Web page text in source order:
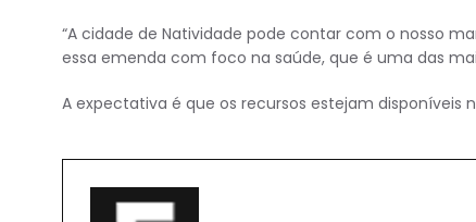
“A cidade de Natividade pode contar com o nosso
essa emenda com foco na saúde, que é uma das
A expectativa é que os recursos estejam disponíveis